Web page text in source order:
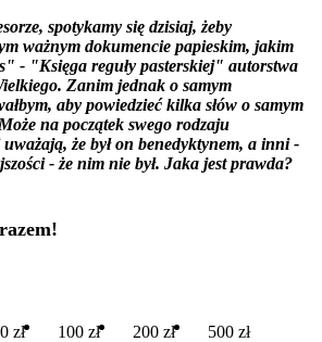
spotykamy się dzisiaj, żeby
ważnym dokumencie papieskim, jakim
- "Księga reguły pasterskiej" autorstwa
Zanim jednak o samym
aby powiedzieć kilka słów o samym
na początek swego rodzaju
że był on benedyktynem, a inni -
- że nim nie był. Jaka jest prawda?
zł 100 zł 200 zł 500 zł